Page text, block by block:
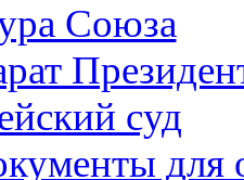
Союза
суд
для